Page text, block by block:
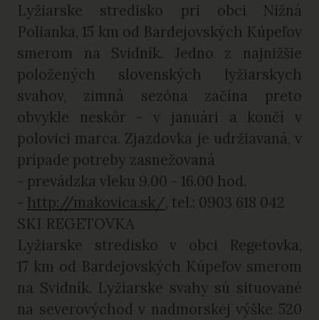
Lyžiarske stredisko pri obci Nižná
Polianka, 15 km od Bardejovských Kúpeľov
smerom na Svidník. Jedno z najnižšie
položených slovenských lyžiarskych
svahov, zimná sezóna začína preto
obvykle neskôr - v januári a končí v
polovici marca. Zjazdovka je udržiavaná, v
prípade potreby zasnežovaná
- prevádzka vleku 9.00 - 16.00 hod.
- http://makovica.sk/, tel.: 0903 618 042
SKI REGETOVKA
Lyžiarske stredisko v obci Regetovka,
17 km od Bardejovských Kúpeľov smerom
na Svidník. Lyžiarske svahy sú situované
na severovýchod v nadmorskej výške 520